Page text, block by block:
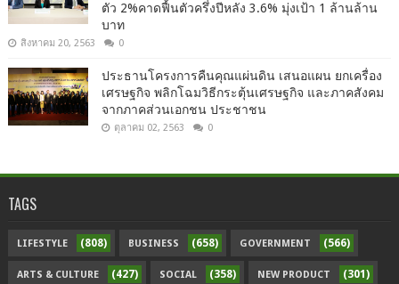
ตัว 2%คาดฟื้นตัวครึ่งปีหลัง 3.6% มุ่งเป้า 1 ล้านล้าน
บาท
สิงหาคม 20, 2563 0
ประธานโครงการคืนคุณแผ่นดิน เสนอแผน ยกเครื่อง
เศรษฐกิจ พลิกโฉมวิธีกระตุ้นเศรษฐกิจ และภาคสังคม
จากภาคส่วนเอกชน ประชาชน
ตุลาคม 02, 2563 0
TAGS
LIFESTYLE (808) BUSINESS (658) GOVERNMENT (566)
ARTS & CULTURE (427) SOCIAL (358) NEW PRODUCT (301)